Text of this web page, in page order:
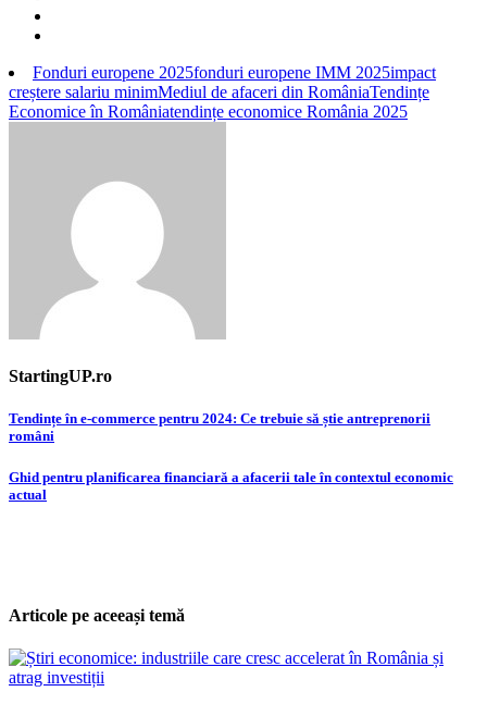
Fonduri europene 2025fonduri europene IMM 2025impact
creștere salariu minimMediul de afaceri din RomâniaTendințe
Economice în Româniatendințe economice România 2025
StartingUP.ro
Post
Tendințe în e-commerce pentru 2024: Ce trebuie să știe antreprenorii
români
Ghid pentru planificarea financiară a afacerii tale în contextul economic
actual
Articole pe aceeași temă